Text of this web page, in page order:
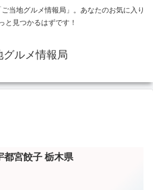
当地グルメ情報局」。あなたのお気に入り
と見つかるはずです！
グルメ情報局
都宮餃子 栃木県